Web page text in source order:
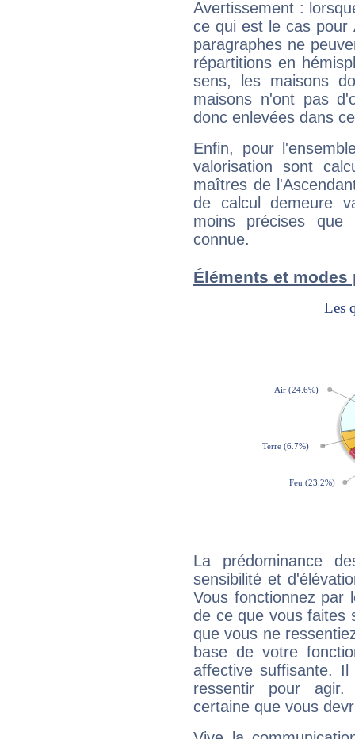
Avertissement :
ce qui est le cas pour
paragraphes ne
répartitions en
sens, les maisons
maisons n'ont pas
donc enlevées dans
Enfin, pour
valorisation sont
maîtres de
de calcul demeure
moins précises que
connue.
Éléments et modes
La prédominance
sensibilité et
Vous fonctionnez
de ce que vous faites
que vous ne
base de votre
affective suffisante.
ressentir pour agir.
certaine que vous